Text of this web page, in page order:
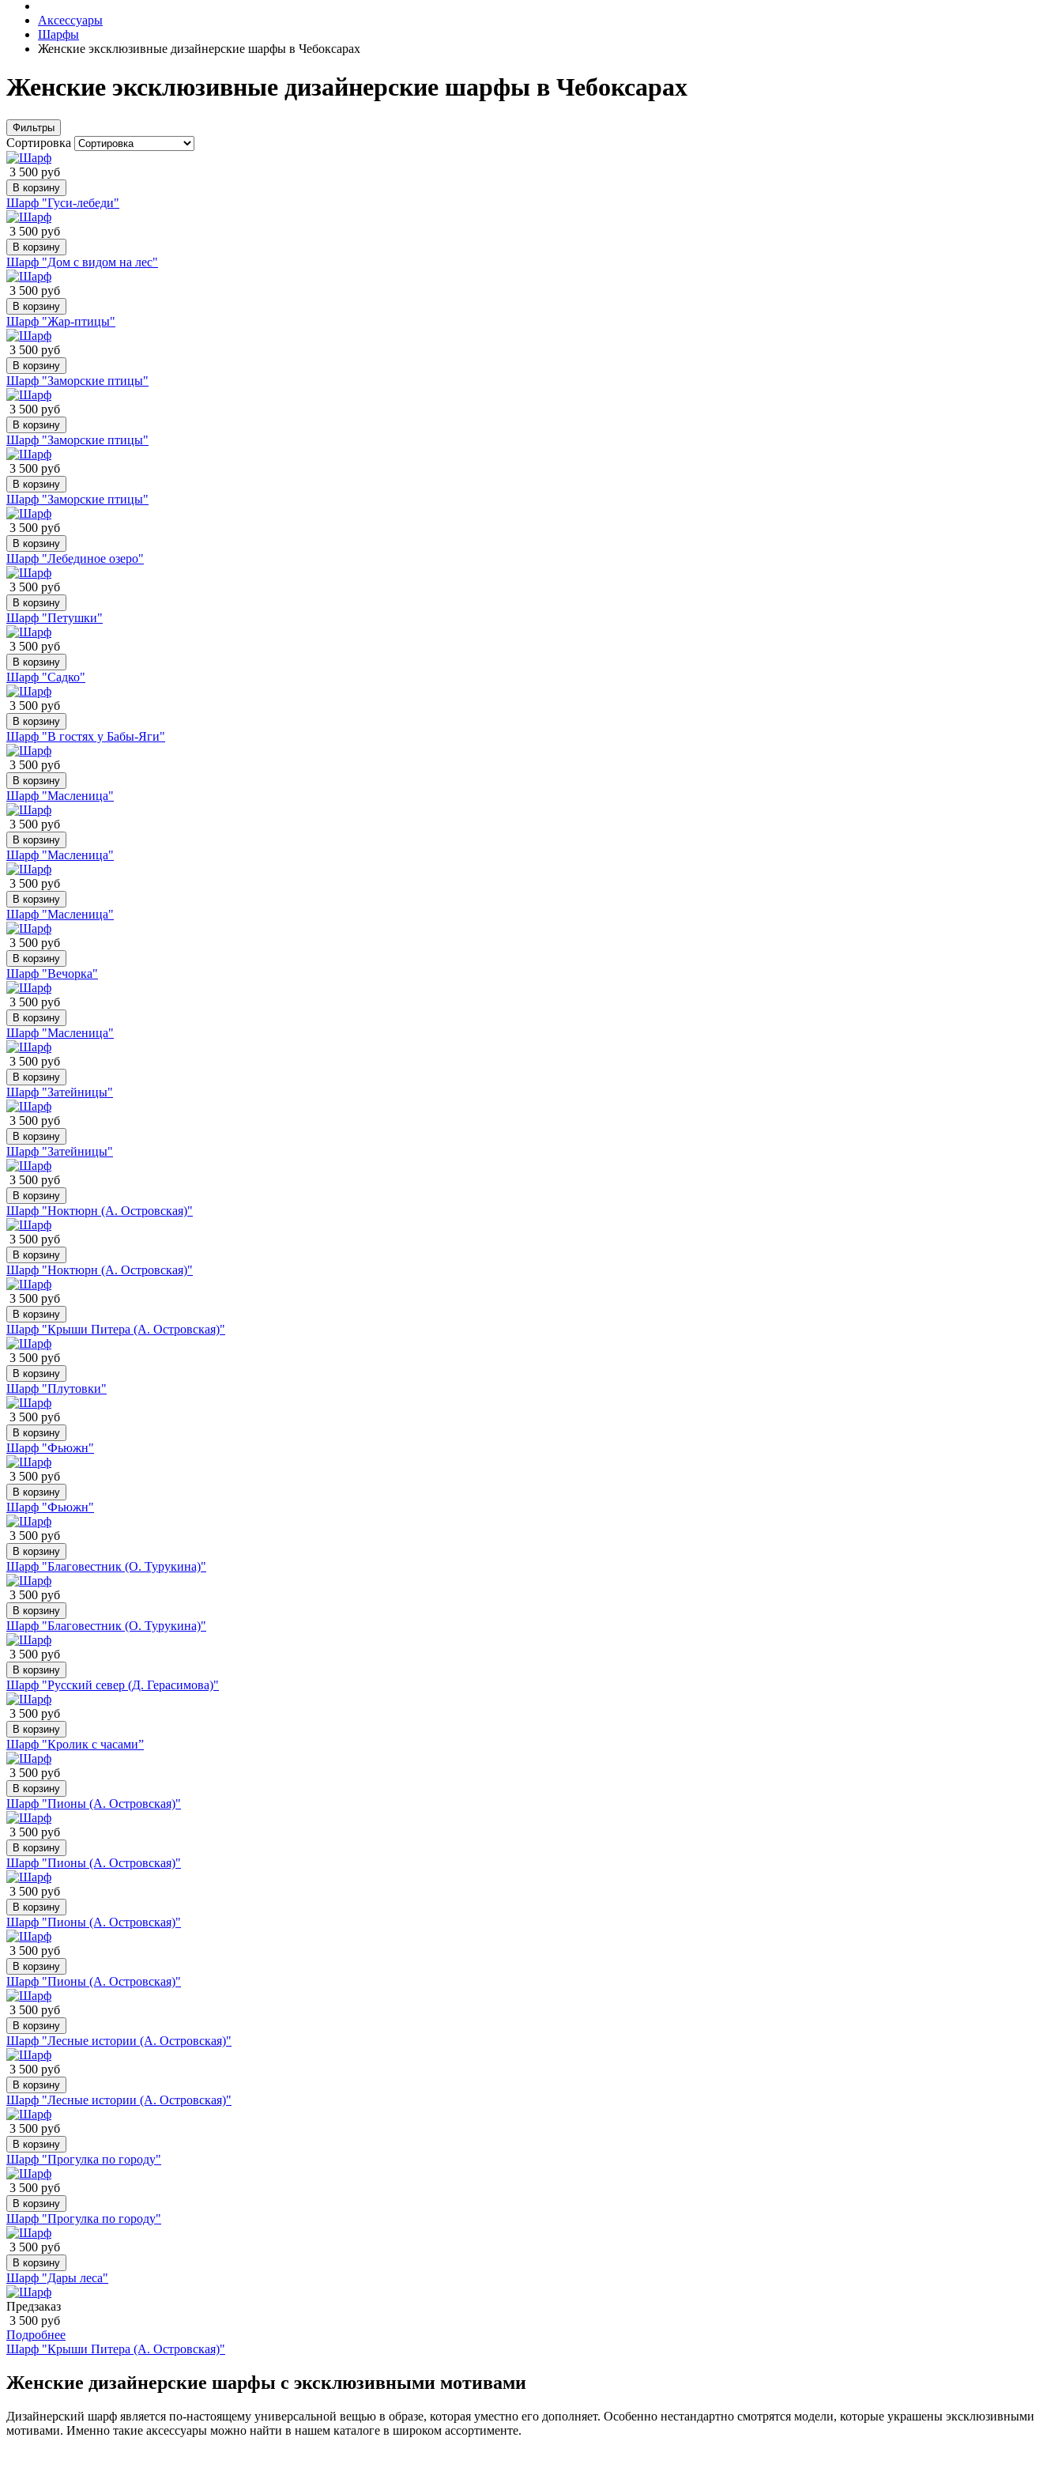
Аксессуары
Шарфы
Женские эксклюзивные дизайнерские шарфы в Чебоксарах
Женские эксклюзивные дизайнерские шарфы в Чебоксарах
Фильтры
Сортировка
3 500 руб
В корзину
Шарф "Гуси-лебеди"
3 500 руб
В корзину
Шарф "Дом с видом на лес"
3 500 руб
В корзину
Шарф "Жар-птицы"
3 500 руб
В корзину
Шарф "Заморские птицы"
3 500 руб
В корзину
Шарф "Заморские птицы"
3 500 руб
В корзину
Шарф "Заморские птицы"
3 500 руб
В корзину
Шарф "Лебединое озеро"
3 500 руб
В корзину
Шарф "Петушки"
3 500 руб
В корзину
Шарф "Садко"
3 500 руб
В корзину
Шарф "В гостях у Бабы-Яги"
3 500 руб
В корзину
Шарф "Масленица"
3 500 руб
В корзину
Шарф "Масленица"
3 500 руб
В корзину
Шарф "Масленица"
3 500 руб
В корзину
Шарф "Вечорка"
3 500 руб
В корзину
Шарф "Масленица"
3 500 руб
В корзину
Шарф "Затейницы"
3 500 руб
В корзину
Шарф "Затейницы"
3 500 руб
В корзину
Шарф "Ноктюрн (А. Островская)"
3 500 руб
В корзину
Шарф "Ноктюрн (А. Островская)"
3 500 руб
В корзину
Шарф "Крыши Питера (А. Островская)"
3 500 руб
В корзину
Шарф "Плутовки"
3 500 руб
В корзину
Шарф "Фьюжн"
3 500 руб
В корзину
Шарф "Фьюжн"
3 500 руб
В корзину
Шарф "Благовестник (О. Турукина)"
3 500 руб
В корзину
Шарф "Благовестник (О. Турукина)"
3 500 руб
В корзину
Шарф "Русский север (Д. Герасимова)"
3 500 руб
В корзину
Шарф "Кролик с часами”
3 500 руб
В корзину
Шарф "Пионы (А. Островская)"
3 500 руб
В корзину
Шарф "Пионы (А. Островская)"
3 500 руб
В корзину
Шарф "Пионы (А. Островская)"
3 500 руб
В корзину
Шарф "Пионы (А. Островская)"
3 500 руб
В корзину
Шарф "Лесные истории (А. Островская)"
3 500 руб
В корзину
Шарф "Лесные истории (А. Островская)"
3 500 руб
В корзину
Шарф "Прогулка по городу"
3 500 руб
В корзину
Шарф "Прогулка по городу"
3 500 руб
В корзину
Шарф "Дары леса"
Предзаказ
3 500 руб
Подробнее
Шарф "Крыши Питера (А. Островская)"
Женские дизайнерские шарфы с эксклюзивными мотивами
Дизайнерский шарф является по-настоящему универсальной вещью в образе, которая уместно его дополняет. Особенно нестандартно смотрятся модели, которые украшены эксклюзивными
мотивами. Именно такие аксессуары можно найти в нашем каталоге в широком ассортименте.